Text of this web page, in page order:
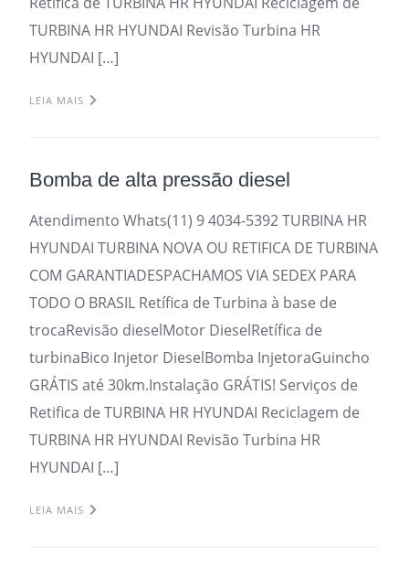
TURBINA HR HYUNDAI Revisão Turbina HR
HYUNDAI […]
LEIA MAIS
Bomba de alta pressão diesel
Atendimento Whats(11) 9 4034-5392 TURBINA HR
HYUNDAI TURBINA NOVA OU RETIFICA DE TURBINA
COM GARANTIADESPACHAMOS VIA SEDEX PARA
TODO O BRASIL Retífica de Turbina à base de
trocaRevisão dieselMotor DieselRetífica de
turbinaBico Injetor DieselBomba InjetoraGuincho
GRÁTIS até 30km.Instalação GRÁTIS! Serviços de
Retifica de TURBINA HR HYUNDAI Reciclagem de
TURBINA HR HYUNDAI Revisão Turbina HR
HYUNDAI […]
LEIA MAIS